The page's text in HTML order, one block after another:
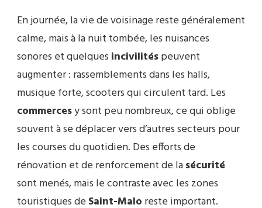
En journée, la vie de voisinage reste généralement
calme, mais à la nuit tombée, les nuisances
sonores et quelques incivilitéspeuvent
augmenter : rassemblements dans les halls,
musique forte, scooters qui circulent tard. Les
commercesy sont peu nombreux, ce qui oblige
souvent à se déplacer vers d’autres secteurs pour
les courses du quotidien. Des efforts de
rénovation et de renforcement de lasécurité
sont menés, mais le contraste avec les zones
touristiques de Saint-Malo reste important.